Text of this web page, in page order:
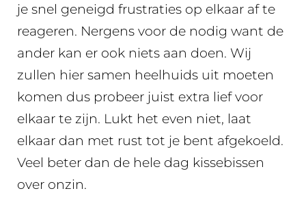
je snel geneigd frustraties op elkaar af te
reageren. Nergens voor de nodig want de
ander kan er ook niets aan doen. Wij
zullen hier samen heelhuids uit moeten
komen dus probeer juist extra lief voor
elkaar te zijn. Lukt het even niet, laat
elkaar dan met rust tot je bent afgekoeld.
Veel beter dan de hele dag kissebissen
over onzin.